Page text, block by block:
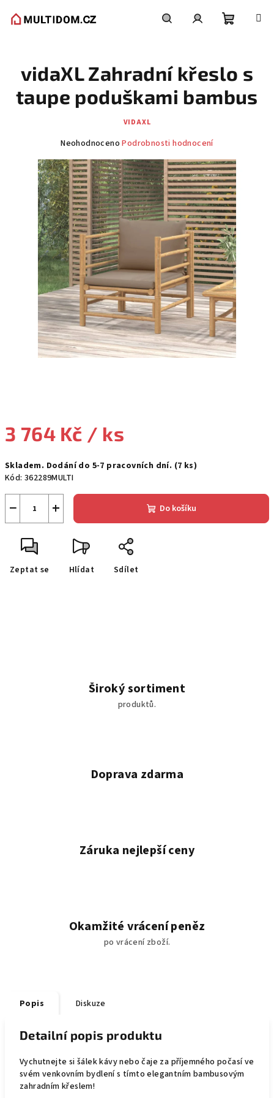
košík
3 764 Kč / ks
cena:
Skladem. Dodání do 5-7 pracovních dní. (7 ks)
Kód: 362289MULTI
+
− Do košíku
Zeptat se Hlídat Sdílet
vidaXL Zahradní křeslo s
taupe poduškami bambus
VIDAXL
Průměrné
produktu
je
0,0
z
5
hvězdiček.
Neohodnoceno Podrobnosti hodnocení
Široký sortiment
produktů.
Doprava zdarma
Záruka nejlepší ceny
Okamžité vrácení peněz
po vrácení zboží.
Popis Diskuze
Detailní popis produktu
Vychutnejte si šálek kávy nebo čaje za příjemného počasí ve
svém venkovním bydlení s tímto elegantním bambusovým
zahradním křeslem!